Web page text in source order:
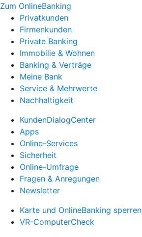
Zum OnlineBanking
Privatkunden
Firmenkunden
Private Banking
Immobilie & Wohnen
Banking & Verträge
Meine Bank
Service & Mehrwerte
Nachhaltigkeit
KundenDialogCenter
Apps
Online-Services
Sicherheit
Online-Umfrage
Fragen & Anregungen
Newsletter
Karte und OnlineBanking sperren
VR-ComputerCheck